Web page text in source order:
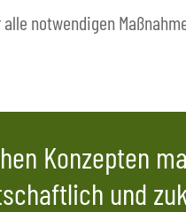
notwendigen
Konzepten
und